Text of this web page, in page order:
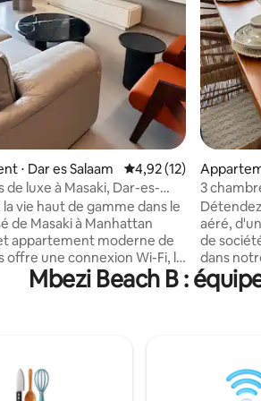
⋅ Dar es Salaam Évaluation moyenne
4,92 (12)
de luxe à Masaki, Dar-es-
vie haut de gamme dans le
de Masaki à Manhattan
appartement moderne de
offre une connexion Wi-Fi, la
un balcon, un four à micro-
réfrigérateur, une friteuse à
la salle de sport ou laissez
profiter de l'aire de jeux. À
es Salaam
3
privative,
aéré,
de
dans
3
de
familles
Mbezi Beach B :